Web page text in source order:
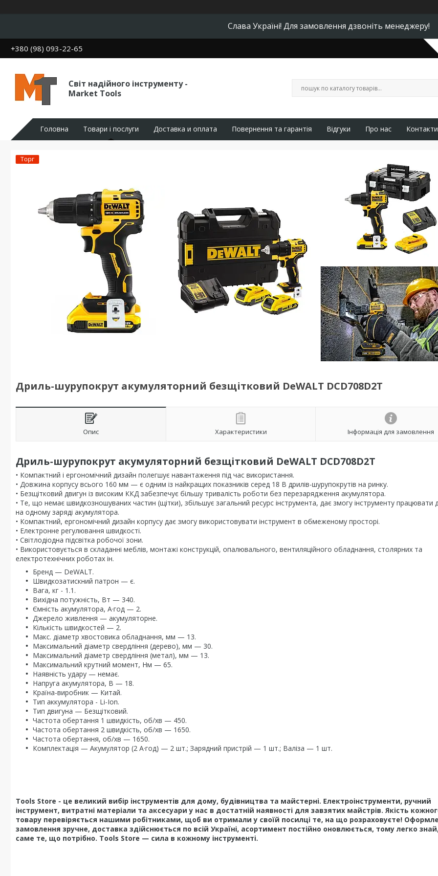
Слава Україні! Для замовлення дзвоніть менеджеру!
+380 (98) 093-22-65
Світ надійного інструменту -
Market Tools
Головна Товари і послуги Доставка и оплата Повернення та гарантія Відгуки Про нас Контакти
Торг
Дриль-шурупокрут акумуляторний безщітковий DeWALT DCD708D2T
Опис Характеристики Інформація для замовлення
Дриль-шурупокрут акумуляторний безщітковий DeWALT DCD708D2T
• Компактний і ергономічний дизайн полегшує навантаження під час використання.
• Довжина корпусу всього 160 мм — є одним із найкращих показників серед 18 В дрилів-шурупокрутів на ринку.
• Безщітковий двигун із високим ККД забезпечує більшу тривалість роботи без перезарядження акумулятора.
• Те, що немає швидкозношуваних частин (щітки), збільшує загальний ресурс інструмента, дає змогу інструменту працювати
на одному заряді акумулятора.
• Компактний, ергономічний дизайн корпусу дає змогу використовувати інструмент в обмеженому просторі.
• Електронне регулювання швидкості.
• Світлодіодна підсвітка робочої зони.
• Використовується в складанні меблів, монтажі конструкцій, опалювального, вентиляційного обладнання, столярних та
електротехнічних роботах ін.
Бренд — DeWALT.
Швидкозатискний патрон — є.
Вага, кг - 1.1.
Вихідна потужність, Вт — 340.
Ємність акумулятора, А·год — 2.
Джерело живлення — акумуляторне.
Кількість швидкостей — 2.
Макс. діаметр хвостовика обладнання, мм — 13.
Максимальний діаметр свердління (дерево), мм — 30.
Максимальний діаметр свердління (метал), мм — 13.
Максимальний крутний момент, Нм — 65.
Наявність удару — немає.
Напруга акумулятора, В — 18.
Країна-виробник — Китай.
Тип аккумулятора - Li-Ion.
Тип двигуна — Безщітковий.
Частота обертання 1 швидкість, об/хв — 450.
Частота обертання 2 швидкість, об/хв — 1650.
Частота обертання, об/хв — 1650.
Комплектація — Акумулятор (2 А·год) — 2 шт.; Зарядний пристрій — 1 шт.; Валіза — 1 шт.
Tools Store - це великий вибір інструментів для дому, будівництва та майстерні. Електроінструменти, ручний
інструмент, витратні матеріали та аксесуари у нас в достатній наявності для завзятих майстрів. Якість
товару перевіряється нашими робітниками, щоб ви отримали у своїй посилці те, на що розраховуєте!
замовлення зручне, доставка здійснюється по всій Україні, асортимент постійно оновлюється, тому легко
саме те, що потрібно. Tools Store — сила в кожному інструменті.